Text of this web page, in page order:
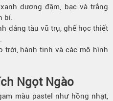
dương đậm, bạc và trắng
bí.
dáng tàu vũ trụ, ghế học thiết
trời, hành tinh và các mô hình
Ngọt Ngào
màu pastel như hồng nhạt,